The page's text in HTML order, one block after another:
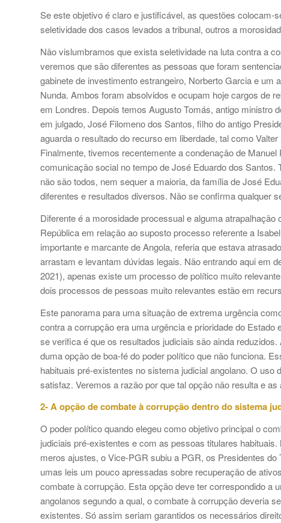
Se este objetivo é claro e justificável, as questões
seletividade dos casos levados a tribunal, outros a
Não vislumbramos que exista seletividade na luta contra a
veremos que são diferentes as pessoas que foram
gabinete de investimento estrangeiro, Norberto Garcia e
Nunda. Ambos foram absolvidos e ocupam hoje cargos de
em Londres. Depois temos Augusto Tomás, antigo ministro
em julgado, José Filomeno dos Santos, filho do antigo
aguarda o resultado do recurso em liberdade, tal como
Finalmente, tivemos recentemente a condenação de
comunicação social no tempo de José Eduardo dos
não são todos, nem sequer a maioria, da família de José
diferentes e resultados diversos. Não se confirma qualquer
Diferente é a morosidade processual e alguma
República em relação ao suposto processo referente a
importante e marcante de Angola, referia que estava
arrastam e levantam dúvidas legais. Não entrando aqui em
2021), apenas existe um processo de político muito
dois processos de pessoas muito relevantes estão em
Este panorama para uma situação de extrema urgência
contra a corrupção era uma urgência e prioridade do
se verifica é que os resultados judiciais são ainda
duma opção de boa-fé do poder político que não funciona.
habituais pré-existentes no sistema judicial angolano. O
satisfaz. Veremos a razão por que tal opção não resulta e as
2- A opção de combate à corrupção dentro do sistema
O poder político quando elegeu como objetivo principal o
judiciais pré-existentes e com as pessoas titulares
meros ajustes, o Vice-PGR subiu a PGR, os Presidentes
umas leis um pouco apressadas sobre recuperação de
combate à corrupção. Esta opção deve ter correspondido a
angolanos segundo a qual, o combate à corrupção deveria
existentes. Só assim seriam garantidos os necessários